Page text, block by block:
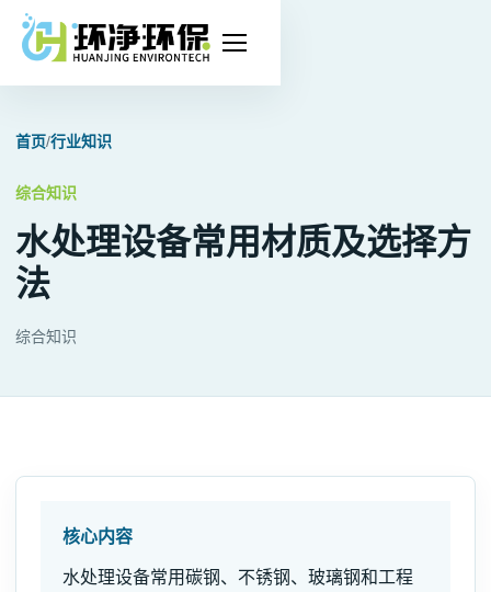
首页/行业知识
综合知识
水处理设备常用材质及选择方
法
综合知识
核心内容
水处理设备常用碳钢、不锈钢、玻璃钢和工程